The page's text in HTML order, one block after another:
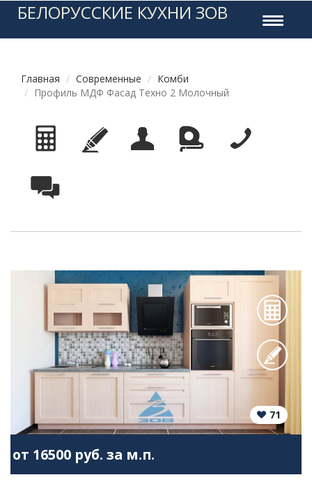
Toggle
БЕЛОРУССКИЕ КУХНИ ЗОВ
Главная Современные
Комби
Профиль МДФ Фасад Техно 2 Молочный
71
от 16500 руб. за м.п.